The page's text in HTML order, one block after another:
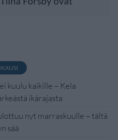
kuulu kaikille – Kela
ikärajasta
nyt marraskuulle – tältä
sää